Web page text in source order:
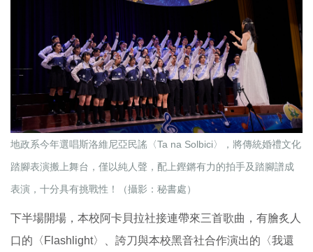
地政系今年選唱斯洛維尼亞民謠〈Ta na Solbici〉，將傳統婚禮文化
踏腳表演搬上舞台，僅以純人聲，配上鏗鏘有力的拍手及踏腳譜成
表演，十分具有挑戰性！（攝影：秘書處）
下半場開場，本校阿卡貝拉社接連帶來三首歌曲，有膾炙人
口的〈Flashlight〉、誇刀與本校黑音社合作演出的〈我還